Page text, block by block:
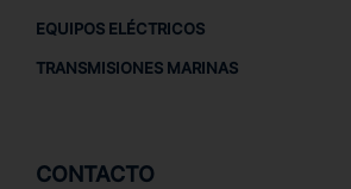
EQUIPOS ELÉCTRICOS
TRANSMISIONES MARINAS
CONTACTO